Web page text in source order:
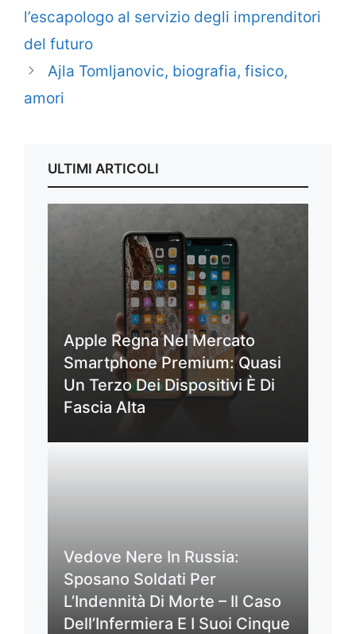
l’escapologo al servizio degli imprenditori
del futuro
Ajla Tomljanovic, biografia, fisico,
amori
ULTIMI ARTICOLI
Apple Regna Nel Mercato
Smartphone Premium: Quasi
Un Terzo Dei Dispositivi È Di
Fascia Alta
Vedove Nere In Russia:
Sposano Soldati Per
L’Indennità Di Morte – Il Caso
Dell’Infermiera E I Suoi Cinque